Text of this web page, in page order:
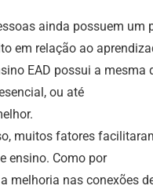
ainda possuem um
em relação ao
EAD possui a mesma
ou até
muitos fatores
ensino. Como por
melhoria nas conexões